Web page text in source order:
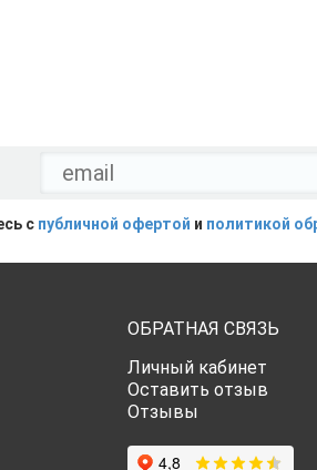
с публичной офертой и политикой
ОБРАТНАЯ СВЯЗЬ
Личный кабинет
Оставить отзыв
Отзывы